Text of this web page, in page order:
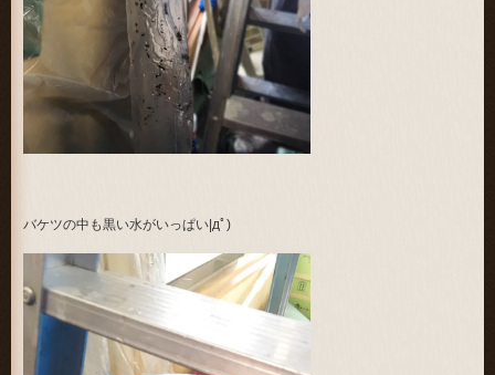
バケツの中も黒い水がいっぱい|дﾟ)